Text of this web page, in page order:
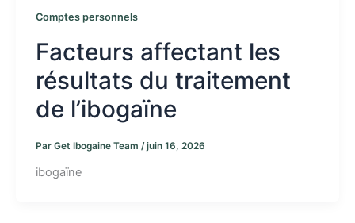
Comptes personnels
Facteurs affectant les
résultats du traitement
de l’ibogaïne
Par Get Ibogaine Team /juin 16, 2026
ibogaïne